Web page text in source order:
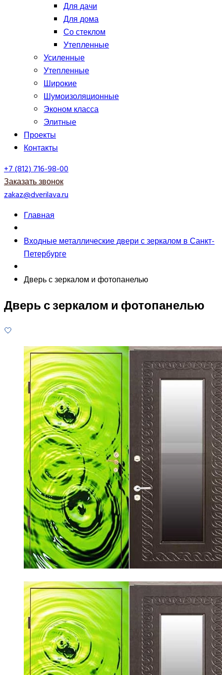
Для дачи
Для дома
Со стеклом
Утепленные
Усиленные
Утепленные
Широкие
Шумоизоляционные
Эконом класса
Элитные
Проекты
Контакты
+7 (812) 716-98-00
Заказать звонок
zakaz@dverilava.ru
Главная
Входные металлические двери с зеркалом в Санкт-
Петербурге
Дверь с зеркалом и фотопанелью
Дверь с зеркалом и фотопанелью